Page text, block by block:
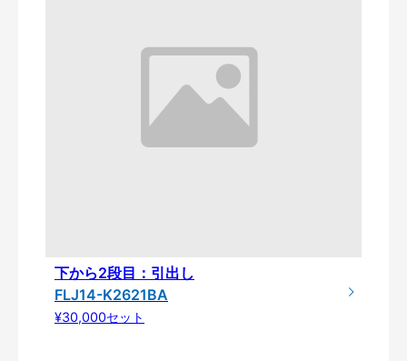
下から2段目：引出し
FLJ14-K2621BA
¥30,000セット